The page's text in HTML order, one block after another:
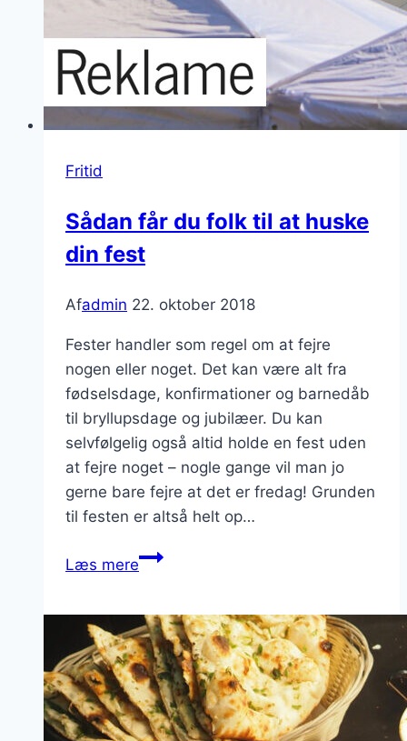
Fritid
Sådan får du folk til at huske
din fest
Afadmin 22. oktober 2018
Fester handler som regel om at fejre
nogen eller noget. Det kan være alt fra
fødselsdage, konfirmationer og barnedåb
til bryllupsdage og jubilæer. Du kan
selvfølgelig også altid holde en fest uden
at fejre noget – nogle gange vil man jo
gerne bare fejre at det er fredag! Grunden
til festen er altså helt op…
Læs mereSådan
folk
til
at
huske
din